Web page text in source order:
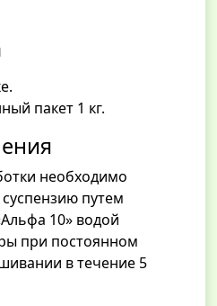
пакет 1 кг.
необходимо
путем
10» водой
при постоянном
в течение 5